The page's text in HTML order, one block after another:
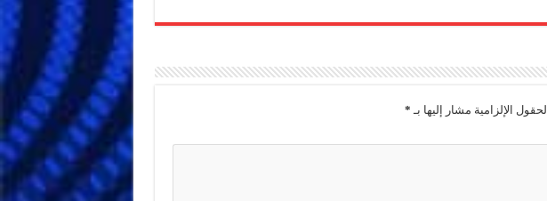
الحقول الإلزامية مشار إليها بـ *